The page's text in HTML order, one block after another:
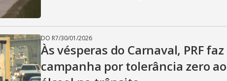
DO R7/30/01/2026
Às vésperas do Carnaval, PRF faz
campanha por tolerância zero ao